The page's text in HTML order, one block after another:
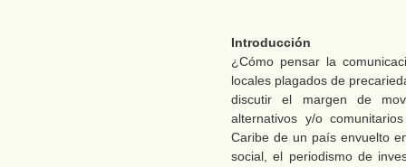
Introducción
¿Cómo pensar la
locales plagados de
discutir el margen de
alternativos y/o
Caribe de un país envuelto
social, el periodismo de